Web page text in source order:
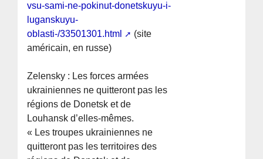
vsu-sami-ne-pokinut-donetskuyu-i-
luganskuyu-
oblasti-/33501301.html
(site
américain, en russe)
Zelensky : Les forces armées
ukrainiennes ne quitteront pas les
régions de Donetsk et de
Louhansk d’elles-mêmes.
« Les troupes ukrainiennes ne
quitteront pas les territoires des